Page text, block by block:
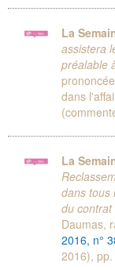
La
assistera
préalable
dans
La
dans tous
du contrat
Daumas,
2016, n°
2016),